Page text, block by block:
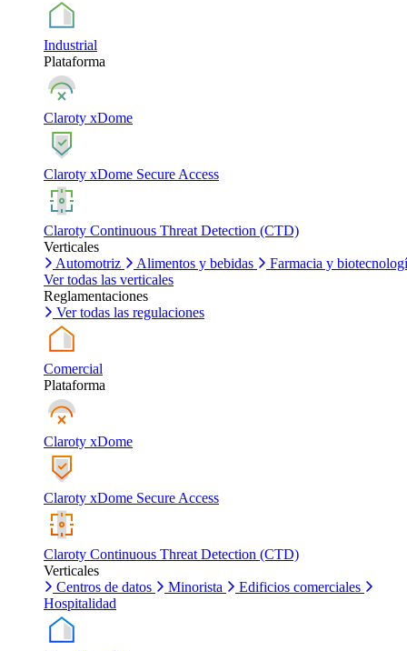
Industrial
Plataforma
Claroty xDome
Claroty xDome Secure Access
Claroty Continuous Threat Detection (CTD)
Verticales
Automotriz
Alimentos y bebidas
Farmacia y
Ver todas las verticales
Reglamentaciones
Ver todas las regulaciones
Comercial
Plataforma
Claroty xDome
Claroty xDome Secure Access
Claroty Continuous Threat Detection (CTD)
Verticales
Centros de datos
Minorista
Edificios comerciales
Hospitalidad